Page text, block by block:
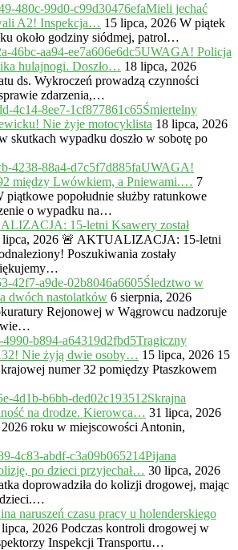
Mieli jechać
A2! Inspekcja… 15 lipca, 2026 W piątek
około godziny siódmej, patrol…
UWAGA! Policja
hulajnogi. Doszło… 18 lipca, 2026
ds. Wykroczeń prowadzą czynności
zdarzenia,…
Śmiertelny
Nie żyje motocyklista 18 lipca, 2026
skutkach wypadku doszło w sobotę po
UWAGA!
między Lwówkiem, a Pniewami.… 7
piątkowe popołudnie służby ratunkowe
o wypadku na…
15-letni Ksawery został
lipca, 2026 🚨 AKTUALIZACJA: 15-letni
Poszukiwania zostały
Śledztwo w
dwóch nastolatków 6 sierpnia, 2026
Rejonowej w Wągrowcu nadzoruje
Tragiczny
Nie żyją dwie osoby… 15 lipca, 2026 15
numer 32 pomiędzy Ptaszkowem
Skrajna
na drodze. Kierowca… 31 lipca, 2026
roku w miejscowości Antonin,
Pijana
po dzieci przyjechał… 30 lipca, 2026
doprowadziła do kolizji drogowej, mając
dzieci.…
naruszeń czasu pracy u holenderskiego
2026 Podczas kontroli drogowej w
Inspekcji Transportu…